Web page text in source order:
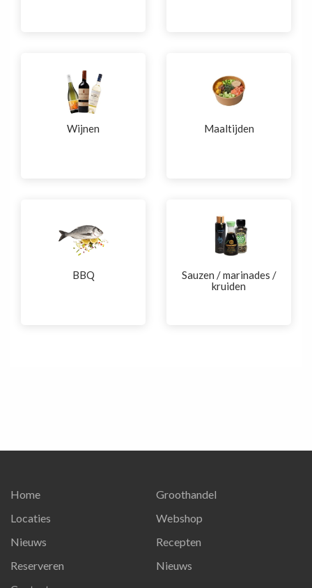
Wijnen Maaltijden
BBQ
Sauzen / marinades /
kruiden
Home
Locaties
Nieuws
Reserveren
Groothandel
Webshop
Recepten
Nieuws